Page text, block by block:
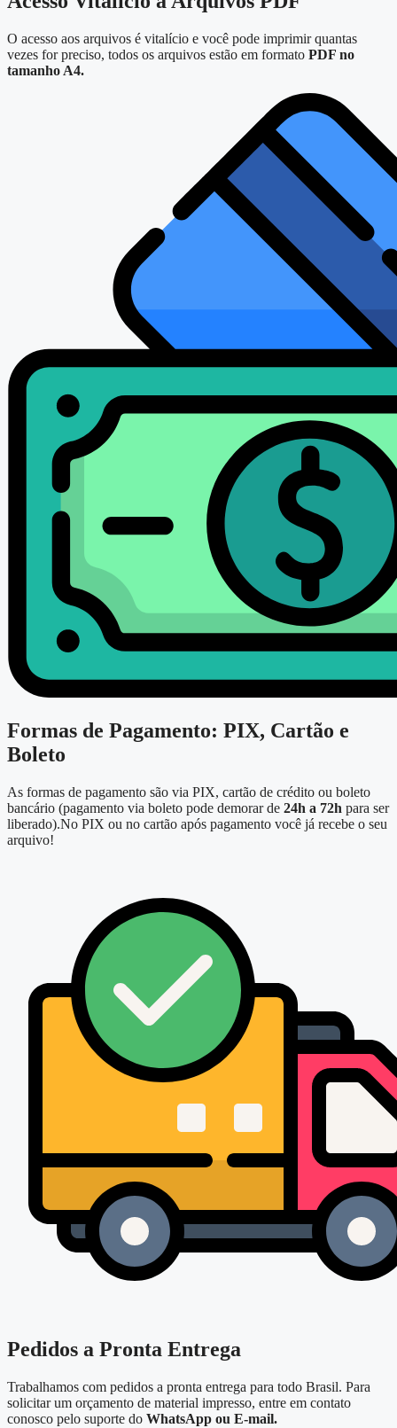
O acesso aos arquivos é vitalício e você pode imprimir quantas
vezes for preciso, todos os arquivos estão em formato PDF no
tamanho A4.
Formas de Pagamento: PIX, Cartão e
Boleto
As formas de pagamento são via PIX, cartão de crédito ou boleto
bancário (pagamento via boleto pode demorar de 24h a 72h para ser
liberado).No PIX ou no cartão após pagamento você já recebe o seu
arquivo!
Pedidos a Pronta Entrega
Trabalhamos com pedidos a pronta entrega para todo Brasil. Para
solicitar um orçamento de material impresso, entre em contato
conosco pelo suporte do WhatsApp ou E-mail.